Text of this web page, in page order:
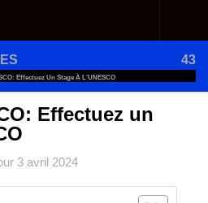
43
Effectuez Un Stage À L’UNESCO
Effectuez un
3 avril 2024